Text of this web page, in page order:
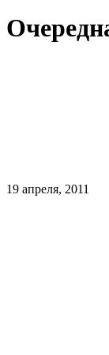
19 апреля, 2011